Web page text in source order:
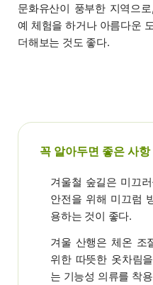
문화유산이 풍부한 지역으
예 체험을 하거나 아름다운
더해보는 것도 좋다.
꼭 알아두면 좋은 사항
겨울철 숲길은 미끄
안전을 위해 미끄럼
용하는 것이 좋다.
겨울 산행은 체온 조
위한 따뜻한 옷차림
는 기능성 의류를 착